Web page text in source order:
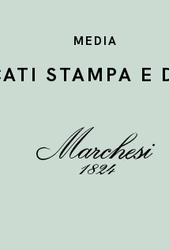
MEDIA
STAMPA E